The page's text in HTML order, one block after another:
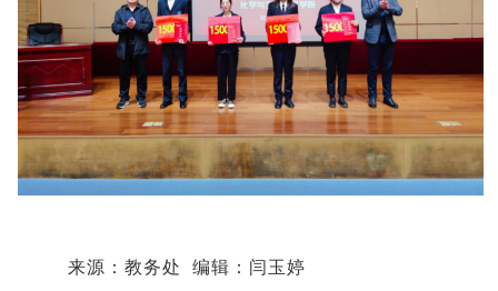
来源：教务处 编辑：闫玉婷